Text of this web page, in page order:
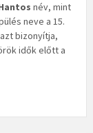
név, mint
neve a 15.
bizonyítja,
idők előtt a